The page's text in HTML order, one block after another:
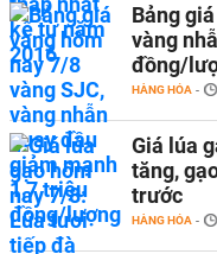
Bảng
vàng
đồng/
HÀNG HÓA -
Giá lúa
tăng,
trước
HÀNG HÓA -